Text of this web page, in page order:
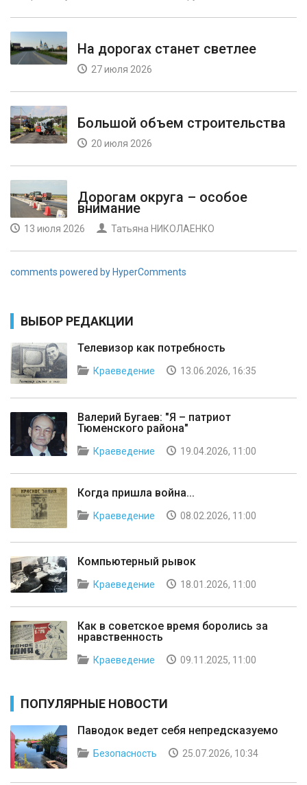
На дорогах станет светлее
27 июля 2026
Большой объем строительства
20 июля 2026
Дорогам округа – особое
внимание
13 июля 2026 Татьяна НИКОЛАЕНКО
comments powered by HyperComments
ВЫБОР РЕДАКЦИИ
Телевизор как потребность
Краеведение 13.06.2026, 16:35
Валерий Бугаев: "Я – патриот
Тюменского района"
Краеведение 19.04.2026, 11:00
Когда пришла война...
Краеведение 08.02.2026, 11:00
Компьютерный рывок
Краеведение 18.01.2026, 11:00
Как в советское время боролись за
нравственность
Краеведение 09.11.2025, 11:00
ПОПУЛЯРНЫЕ НОВОСТИ
Паводок ведет себя непредсказуемо
Безопасность 25.07.2026, 10:34